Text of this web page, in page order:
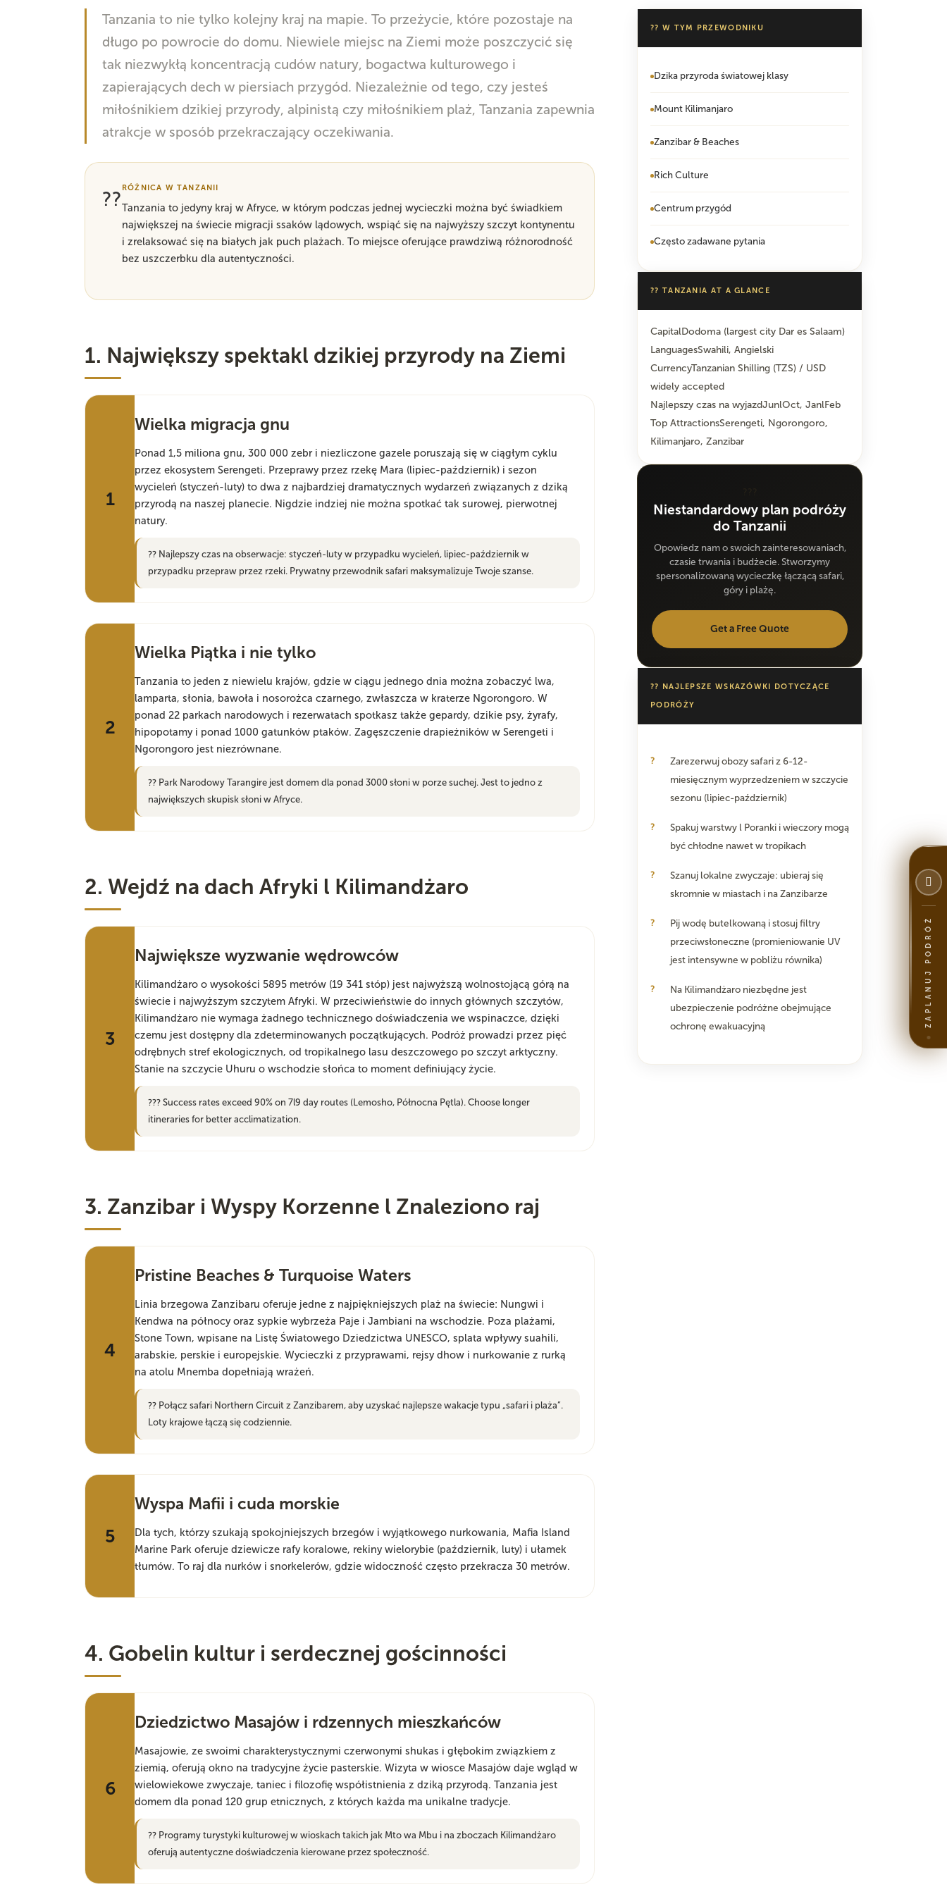
Tanzania to nie tylko kolejny kraj na mapie. To przeżycie, które pozostaje na
długo po powrocie do domu. Niewiele miejsc na Ziemi może poszczycić się
tak niezwykłą koncentracją cudów natury, bogactwa kulturowego i
zapierających dech w piersiach przygód. Niezależnie od tego, czy jesteś
miłośnikiem dzikiej przyrody, alpinistą czy miłośnikiem plaż, Tanzania zapewnia
atrakcje w sposób przekraczający oczekiwania.
?? RÓŻNICA W TANZANII
Tanzania to jedyny kraj w Afryce, w którym podczas jednej wycieczki można być świadkiem
największej na świecie migracji ssaków lądowych, wspiąć się na najwyższy szczyt kontynentu
i zrelaksować się na białych jak puch plażach. To miejsce oferujące prawdziwą różnorodność
bez uszczerbku dla autentyczności.
1. Największy spektakl dzikiej przyrody na Ziemi
1
Wielka migracja gnu
Ponad 1,5 miliona gnu, 300 000 zebr i niezliczone gazele poruszają się w ciągłym cyklu
przez ekosystem Serengeti. Przeprawy przez rzekę Mara (lipiec-październik) i sezon
wycieleń (styczeń-luty) to dwa z najbardziej dramatycznych wydarzeń związanych z dziką
przyrodą na naszej planecie. Nigdzie indziej nie można spotkać tak surowej, pierwotnej
natury.
?? Najlepszy czas na obserwacje: styczeń-luty w przypadku wycieleń, lipiec-październik w
przypadku przepraw przez rzeki. Prywatny przewodnik safari maksymalizuje Twoje szanse.
2
Wielka Piątka i nie tylko
Tanzania to jeden z niewielu krajów, gdzie w ciągu jednego dnia można zobaczyć lwa,
lamparta, słonia, bawoła i nosorożca czarnego, zwłaszcza w kraterze Ngorongoro. W
ponad 22 parkach narodowych i rezerwatach spotkasz także gepardy, dzikie psy, żyrafy,
hipopotamy i ponad 1000 gatunków ptaków. Zagęszczenie drapieżników w Serengeti i
Ngorongoro jest niezrównane.
?? Park Narodowy Tarangire jest domem dla ponad 3000 słoni w porze suchej. Jest to jedno z
największych skupisk słoni w Afryce.
2. Wejdź na dach Afryki l Kilimandżaro
3
Największe wyzwanie wędrowców
Kilimandżaro o wysokości 5895 metrów (19 341 stóp) jest najwyższą wolnostojącą górą na
świecie i najwyższym szczytem Afryki. W przeciwieństwie do innych głównych szczytów,
Kilimandżaro nie wymaga żadnego technicznego doświadczenia we wspinaczce, dzięki
czemu jest dostępny dla zdeterminowanych początkujących. Podróż prowadzi przez pięć
odrębnych stref ekologicznych, od tropikalnego lasu deszczowego po szczyt arktyczny.
Stanie na szczycie Uhuru o wschodzie słońca to moment definiujący życie.
??? Success rates exceed 90% on 7l9 day routes (Lemosho, Północna Pętla). Choose longer
itineraries for better acclimatization.
3. Zanzibar i Wyspy Korzenne l Znaleziono raj
4
Pristine Beaches & Turquoise Waters
Linia brzegowa Zanzibaru oferuje jedne z najpiękniejszych plaż na świecie: Nungwi i
Kendwa na północy oraz sypkie wybrzeża Paje i Jambiani na wschodzie. Poza plażami,
Stone Town, wpisane na Listę Światowego Dziedzictwa UNESCO, splata wpływy suahili,
arabskie, perskie i europejskie. Wycieczki z przyprawami, rejsy dhow i nurkowanie z rurką
na atolu Mnemba dopełniają wrażeń.
?? Połącz safari Northern Circuit z Zanzibarem, aby uzyskać najlepsze wakacje typu „safari i plaża”.
Loty krajowe łączą się codziennie.
5
Wyspa Mafii i cuda morskie
Dla tych, którzy szukają spokojniejszych brzegów i wyjątkowego nurkowania, Mafia Island
Marine Park oferuje dziewicze rafy koralowe, rekiny wielorybie (październik, luty) i ułamek
tłumów. To raj dla nurków i snorkelerów, gdzie widoczność często przekracza 30 metrów.
4. Gobelin kultur i serdecznej gościnności
6
Dziedzictwo Masajów i rdzennych mieszkańców
Masajowie, ze swoimi charakterystycznymi czerwonymi shukas i głębokim związkiem z
ziemią, oferują okno na tradycyjne życie pasterskie. Wizyta w wiosce Masajów daje wgląd w
wielowiekowe zwyczaje, taniec i filozofię współistnienia z dziką przyrodą. Tanzania jest
domem dla ponad 120 grup etnicznych, z których każda ma unikalne tradycje.
?? Programy turystyki kulturowej w wioskach takich jak Mto wa Mbu i na zboczach Kilimandżaro
oferują autentyczne doświadczenia kierowane przez społeczność.
?? W TYM PRZEWODNIKU
Dzika przyroda światowej klasy
Mount Kilimanjaro
Zanzibar & Beaches
Rich Culture
Centrum przygód
Często zadawane pytania
?? TANZANIA AT A GLANCE
CapitalDodoma (largest city Dar es Salaam)
LanguagesSwahili, Angielski
CurrencyTanzanian Shilling (TZS) / USD
widely accepted
Najlepszy czas na wyjazdJunlOct, JanlFeb
Top AttractionsSerengeti, Ngorongoro,
Kilimanjaro, Zanzibar
Niestandardowy plan podróży
do Tanzanii
Opowiedz nam o swoich zainteresowaniach,
czasie trwania i budżecie. Stworzymy
spersonalizowaną wycieczkę łączącą safari,
góry i plażę.
Get a Free Quote
?? NAJLEPSZE WSKAZÓWKI DOTYCZĄCE
PODRÓŻY
Zarezerwuj obozy safari z 6-12-
miesięcznym wyprzedzeniem w szczycie
sezonu (lipiec-październik)
Spakuj warstwy l Poranki i wieczory mogą
być chłodne nawet w tropikach
Szanuj lokalne zwyczaje: ubieraj się
skromnie w miastach i na Zanzibarze
Pij wodę butelkowaną i stosuj filtry
przeciwsłoneczne (promieniowanie UV
jest intensywne w pobliżu równika)
Na Kilimandżaro niezbędne jest
ubezpieczenie podróżne obejmujące
ochronę ewakuacyjną
ZAPLANUJ PODRÓŻ